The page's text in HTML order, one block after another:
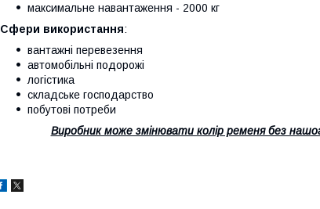
максимальне навантаження - 2000 кг
Сфери використання:
вантажні перевезення
автомобільні подорожі
логістика
складське господарство
побутові потреби
Виробник може змінювати колір ременя без